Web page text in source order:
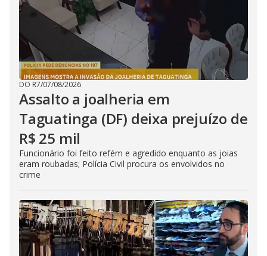
DO R7/07/08/2026
Assalto a joalheria em
Taguatinga (DF) deixa prejuízo de
R$ 25 mil
Funcionário foi feito refém e agredido enquanto as joias
eram roubadas; Polícia Civil procura os envolvidos no
crime